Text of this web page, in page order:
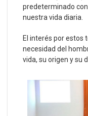
predeterminado
nuestra vida diaria.
El interés por estos
necesidad del
vida, su origen y su